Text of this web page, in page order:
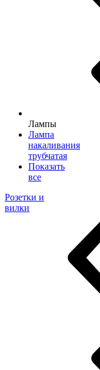
Лампы
Лампа
накаливания
трубчатая
Показать
все
Розетки и
вилки